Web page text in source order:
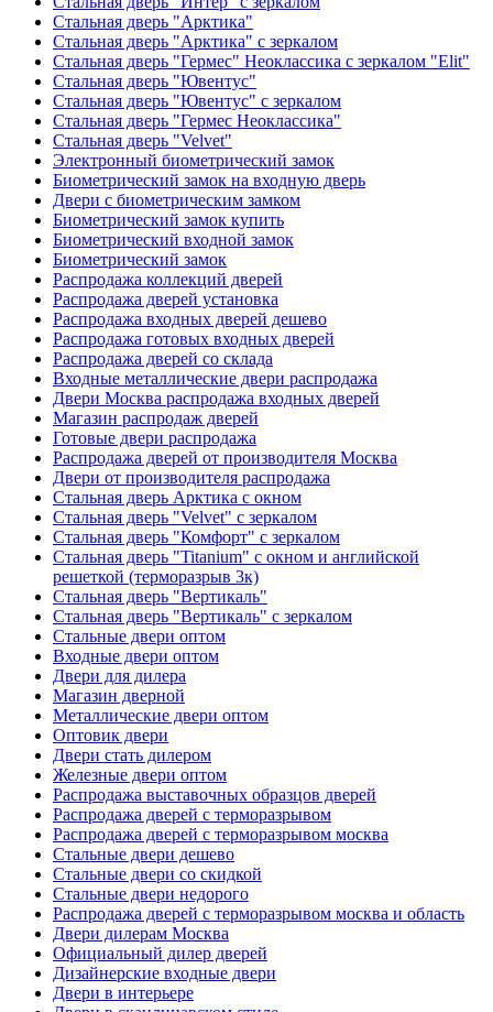
Стальная дверь "Арктика"
Стальная дверь "Арктика" с зеркалом
Стальная дверь "Гермес" Неоклассика с зеркалом "Elit"
Стальная дверь "Ювентус"
Стальная дверь "Ювентус" с зеркалом
Стальная дверь "Гермес Неоклассика"
Стальная дверь "Velvet"
Электронный биометрический замок
Биометрический замок на входную дверь
Двери с биометрическим замком
Биометрический замок купить
Биометрический входной замок
Биометрический замок
Распродажа коллекций дверей
Распродажа дверей установка
Распродажа входных дверей дешево
Распродажа готовых входных дверей
Распродажа дверей со склада
Входные металлические двери распродажа
Двери Москва распродажа входных дверей
Магазин распродаж дверей
Готовые двери распродажа
Распродажа дверей от производителя Москва
Двери от производителя распродажа
Стальная дверь Арктика с окном
Стальная дверь "Velvet" с зеркалом
Стальная дверь "Комфорт" с зеркалом
Стальная дверь "Titanium" с окном и английской
решеткой (терморазрыв 3к)
Стальная дверь "Вертикаль"
Стальная дверь "Вертикаль" с зеркалом
Стальные двери оптом
Входные двери оптом
Двери для дилера
Магазин дверной
Металлические двери оптом
Оптовик двери
Двери стать дилером
Железные двери оптом
Распродажа выставочных образцов дверей
Распродажа дверей с терморазрывом
Распродажа дверей с терморазрывом москва
Стальные двери дешево
Стальные двери со скидкой
Стальные двери недорого
Распродажа дверей с терморазрывом москва и область
Двери дилерам Москва
Официальный дилер дверей
Дизайнерские входные двери
Двери в интерьере